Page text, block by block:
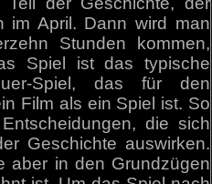
im April. Dann wird man
Stunden kommen,
Spiel ist das typische
Spiel, das für den
Film als ein Spiel ist. So
die sich
Geschichte auswirken.
aber in den Grundzügen